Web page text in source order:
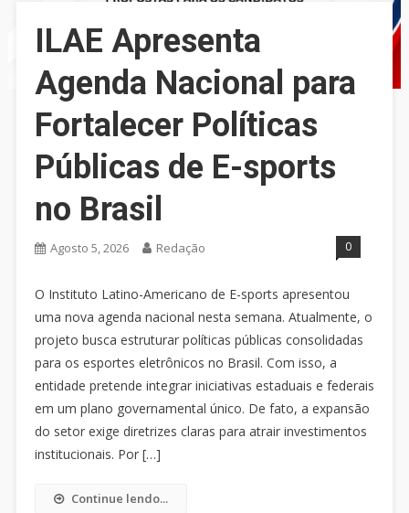
ILAE Apresenta
Agenda Nacional para
Fortalecer Políticas
Públicas de E-sports
no Brasil
Agosto 5, 2026 Redação 0
O Instituto Latino-Americano de E-sports apresentou
uma nova agenda nacional nesta semana. Atualmente, o
projeto busca estruturar políticas públicas consolidadas
para os esportes eletrônicos no Brasil. Com isso, a
entidade pretende integrar iniciativas estaduais e federais
em um plano governamental único. De fato, a expansão
do setor exige diretrizes claras para atrair investimentos
institucionais. Por […]
Continue lendo...